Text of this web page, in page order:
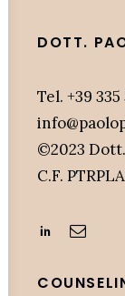
DOTT.
Tel. +39 335
©2023
C.F.